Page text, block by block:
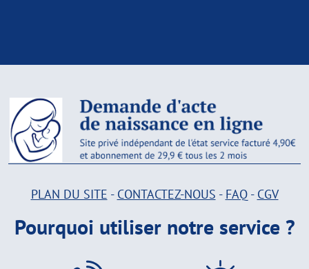
PLAN DU SITE - CONTACTEZ-NOUS - FAQ- CGV
Pourquoi utiliser notre service ?